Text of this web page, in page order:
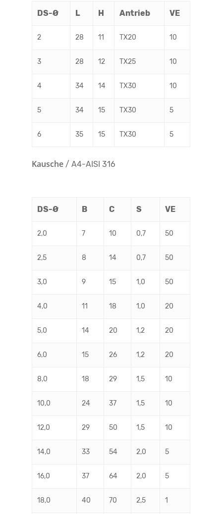
DS-Ø L H Antrieb VE
2 28 11 TX20 10
3 28 12 TX25 10
4 34 14 TX30 10
5 34 15 TX30 5
6 35 15 TX30 5
Kausche / A4-AISI 316
DS-Ø B C S VE
2,0 7 10 0,7 50
2,5 8 14 0,7 50
3,0 9 15 1,0 50
4,0 11 18 1,0 20
5,0 14 20 1,2 20
6,0 15 26 1,2 20
8,0 18 29 1,5 10
10,0 24 37 1,5 10
12,0 29 50 1,5 10
14,0 33 54 2,0 5
16,0 37 64 2,0 5
18,0 40 70 2,5 1